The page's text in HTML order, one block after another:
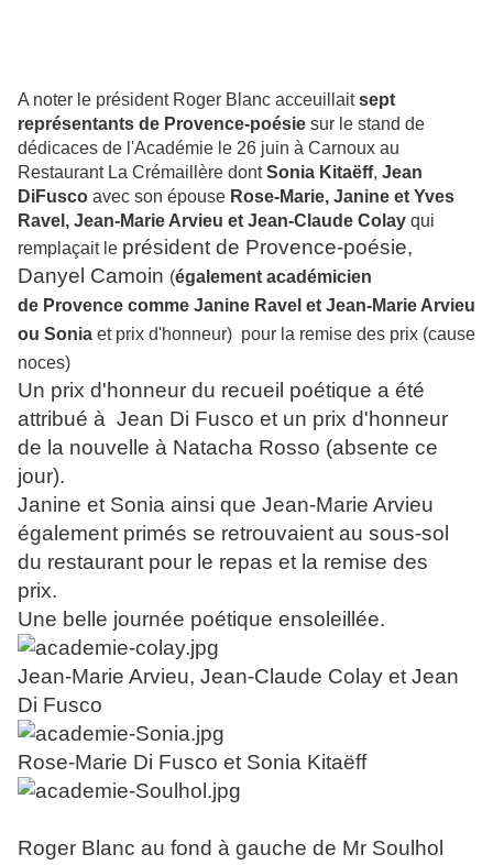
A noter le président Roger Blanc acceuillaitsept
représentants de Provence-poésie sur le stand de
dédicaces de l'Académie le 26 juin à Carnoux au
Restaurant La Crémaillère dontSonia Kitaëff, Jean
DiFusco avec son épouse Rose-Marie, Janine et Yves
Ravel, Jean-Marie Arvieu et Jean-Claude Colay qui
remplaçait le président de Provence-poésie,
Danyel Camoin (également académicien
de Provence comme Janine Ravel et Jean-Marie Arvieu
ou Sonia et prix d'honneur) pour la remise des prix (cause
noces)
Un prix d'honneur du recueil poétique a été
attribué à Jean Di Fusco et un prix d'honneur
de la nouvelle à Natacha Rosso (absente ce
jour).
Janine et Sonia ainsi que Jean-Marie Arvieu
également primés se retrouvaient au sous-sol
du restaurant pour le repas et la remise des
prix.
Une belle journée poétique ensoleillée.
Jean-Marie Arvieu, Jean-Claude Colay et Jean
Di Fusco
Rose-Marie Di Fusco et Sonia Kitaëff
Roger Blanc au fond à gauche de Mr Soulhol